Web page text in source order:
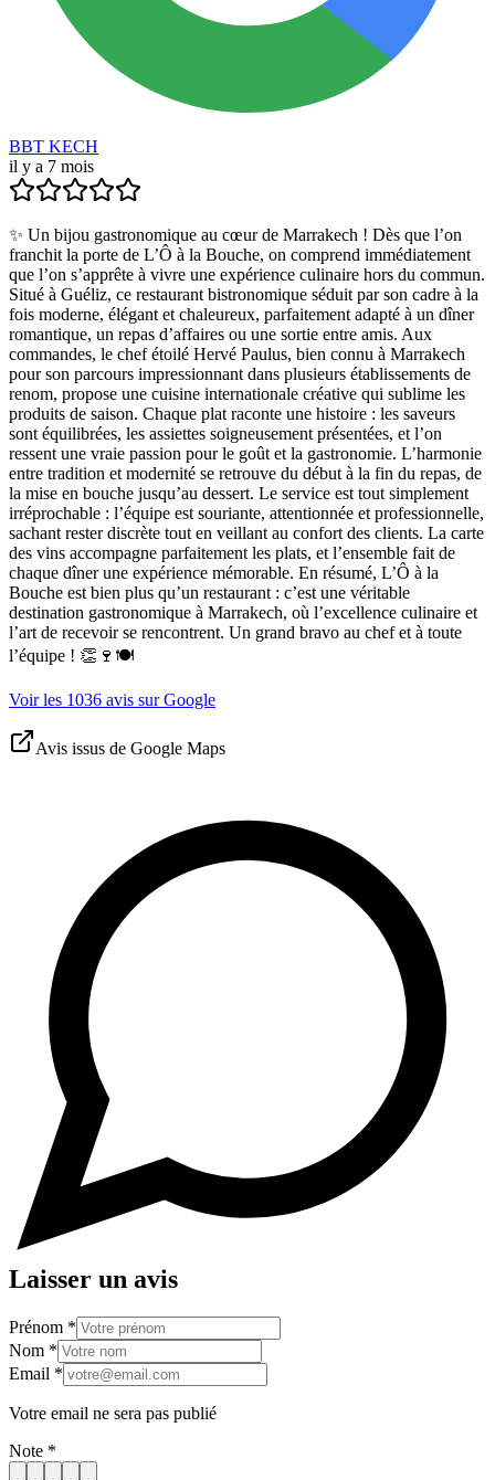
BBT KECH
il y a 7 mois
✨ Un bijou gastronomique au cœur de Marrakech ! Dès que l’on
franchit la porte de L’Ô à la Bouche, on comprend immédiatement
que l’on s’apprête à vivre une expérience culinaire hors du commun.
Situé à Guéliz, ce restaurant bistronomique séduit par son cadre à la
fois moderne, élégant et chaleureux, parfaitement adapté à un dîner
romantique, un repas d’affaires ou une sortie entre amis. Aux
commandes, le chef étoilé Hervé Paulus, bien connu à Marrakech
pour son parcours impressionnant dans plusieurs établissements de
renom, propose une cuisine internationale créative qui sublime les
produits de saison. Chaque plat raconte une histoire : les saveurs
sont équilibrées, les assiettes soigneusement présentées, et l’on
ressent une vraie passion pour le goût et la gastronomie. L’harmonie
entre tradition et modernité se retrouve du début à la fin du repas, de
la mise en bouche jusqu’au dessert. Le service est tout simplement
irréprochable : l’équipe est souriante, attentionnée et professionnelle,
sachant rester discrète tout en veillant au confort des clients. La carte
des vins accompagne parfaitement les plats, et l’ensemble fait de
chaque dîner une expérience mémorable. En résumé, L’Ô à la
Bouche est bien plus qu’un restaurant : c’est une véritable
destination gastronomique à Marrakech, où l’excellence culinaire et
l’art de recevoir se rencontrent. Un grand bravo au chef et à toute
l’équipe ! 👏🍷🍽️
Voir les 1036 avis sur Google
Avis issus de Google Maps
Laisser un avis
Prénom *
Nom *
Email *
Votre email ne sera pas publié
Note *